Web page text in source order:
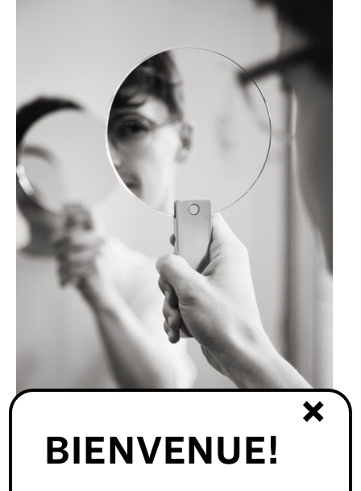
las magníficas gafas vintage de las décadas más
BIENVENUE!
×